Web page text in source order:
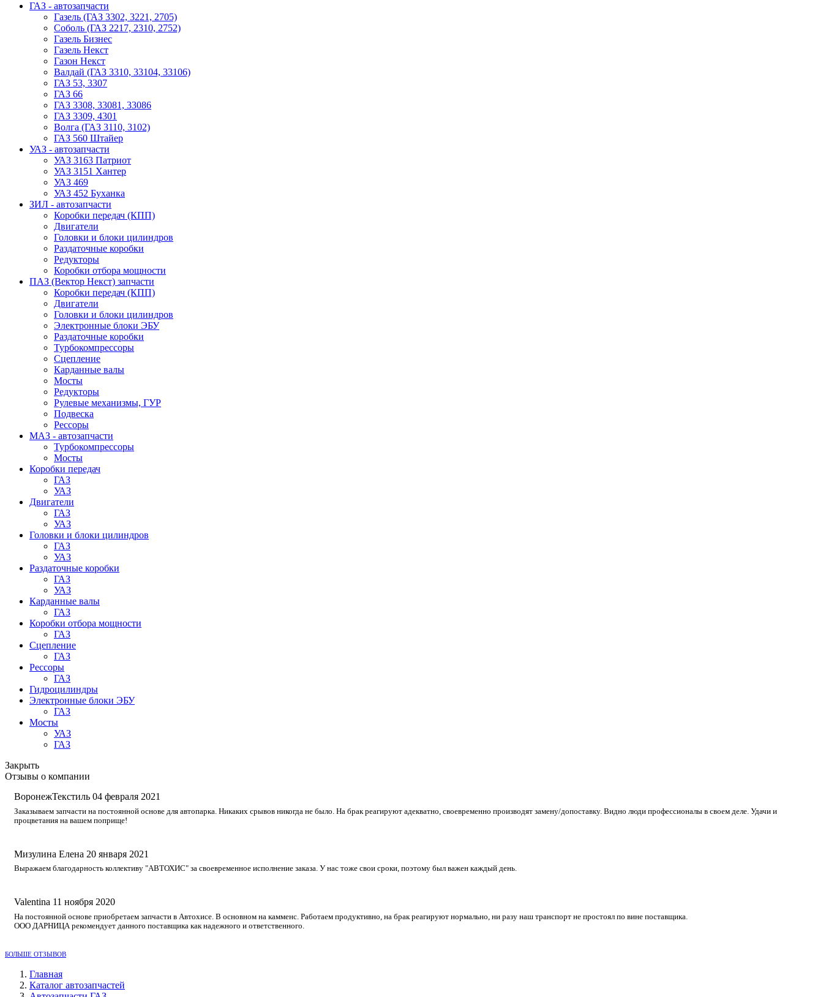
ГАЗ - автозапчасти
Газель (ГАЗ 3302, 3221, 2705)
Соболь (ГАЗ 2217, 2310, 2752)
Газель Бизнес
Газель Некст
Газон Некст
Валдай (ГАЗ 3310, 33104, 33106)
ГАЗ 53, 3307
ГАЗ 66
ГАЗ 3308, 33081, 33086
ГАЗ 3309, 4301
Волга (ГАЗ 3110, 3102)
ГАЗ 560 Штайер
УАЗ - автозапчасти
УАЗ 3163 Патриот
УАЗ 3151 Хантер
УАЗ 469
УАЗ 452 Буханка
ЗИЛ - автозапчасти
Коробки передач (КПП)
Двигатели
Головки и блоки цилиндров
Раздаточные коробки
Редукторы
Коробки отбора мощности
ПАЗ (Вектор Некст) запчасти
Коробки передач (КПП)
Двигатели
Головки и блоки цилиндров
Электронные блоки ЭБУ
Раздаточные коробки
Турбокомпрессоры
Сцепление
Карданные валы
Мосты
Редукторы
Рулевые механизмы, ГУР
Подвеска
Рессоры
МАЗ - автозапчасти
Турбокомпрессоры
Мосты
Коробки передач
ГАЗ
УАЗ
Двигатели
ГАЗ
УАЗ
Головки и блоки цилиндров
ГАЗ
УАЗ
Раздаточные коробки
ГАЗ
УАЗ
Карданные валы
ГАЗ
Коробки отбора мощности
ГАЗ
Сцепление
ГАЗ
Рессоры
ГАЗ
Гидроцилиндры
Электронные блоки ЭБУ
ГАЗ
Мосты
УАЗ
ГАЗ
Закрыть
Отзывы о компании
ВоронежТекстиль 04 февраля 2021
Заказываем запчасти на постоянной основе для автопарка. Никаких срывов никогда не было. На брак реагируют адекватно, своевременно производят замену/допоставку. Видно люди профессионалы в своем деле. Удачи и
процветания на вашем поприще!
Мизулина Елена 20 января 2021
Выражаем благодарность коллективу "АВТОХИС" за своевременное исполнение заказа. У нас тоже свои сроки, поэтому был важен каждый день.
Valentina 11 ноября 2020
На постоянной основе приобретаем запчасти в Автохисе. В основном на камменс. Работаем продуктивно, на брак реагируют нормально, ни разу наш транспорт не простоял по вине поставщика.
ООО ДАРНИЦА рекомендует данного поставщика как надежного и ответственного.
БОЛЬШЕ ОТЗЫВОВ
Главная
Каталог автозапчастей